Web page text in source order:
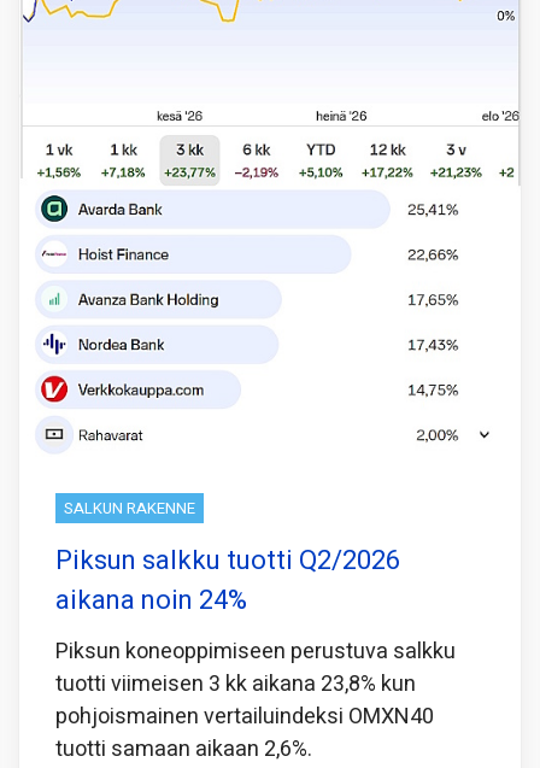
SALKUN RAKENNE
Piksun salkku tuotti Q2/2026
aikana noin 24%
Piksun koneoppimiseen perustuva salkku
tuotti viimeisen 3 kk aikana 23,8% kun
pohjoismainen vertailuindeksi OMXN40
tuotti samaan aikaan 2,6%.